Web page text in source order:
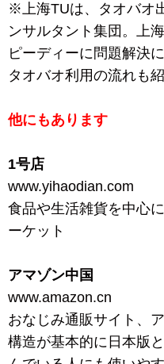
※上海TUは、タオバオ
ンサルタント集団。上
ピーディーに問題解決
タオバオ利用の流れも
他にもあります
1号店
www.yihaodian.com
食品や生活雑貨を中心
ーケット
アマゾン中国
www.amazon.cn
おなじみ通販サイト、
構造が基本的に日本版